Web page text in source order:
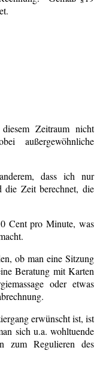
Zeitraum nicht
außergewöhnliche
dass ich nur
die Zeit berechnet, die
Cent pro Minute, was
ob man eine Sitzung
Beratung mit Karten
oder etwas
erwünscht ist, ist
sich u.a. wohltuende
zum Regulieren des